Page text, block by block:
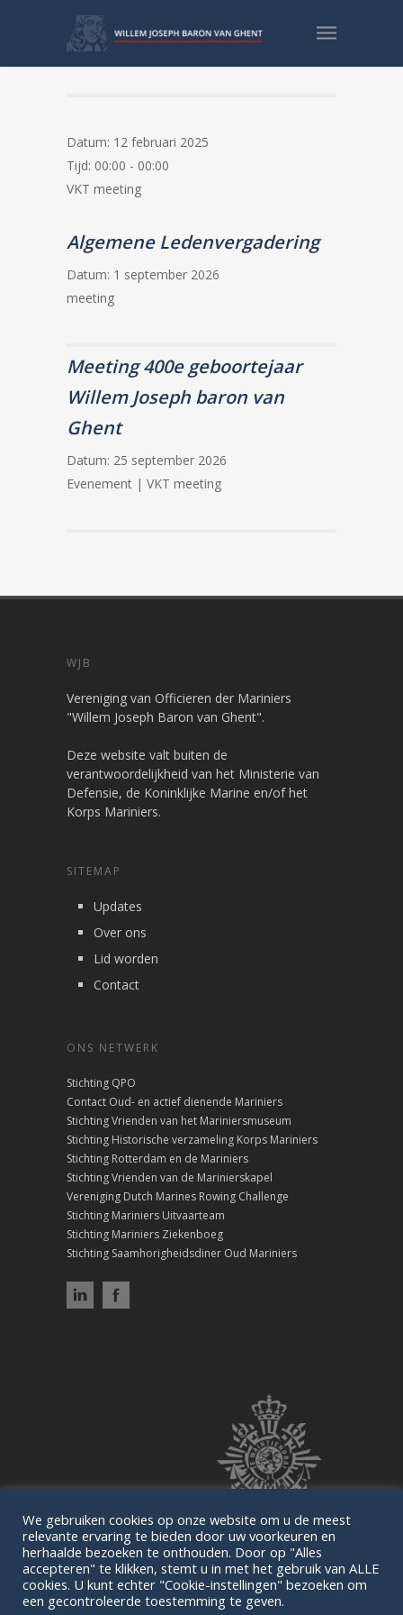
VKT Meeting TNO
Datum: 12 februari 2025
Tijd: 00:00 - 00:00
VKT meeting
Algemene Ledenvergadering
Datum: 1 september 2026
meeting
Meeting 400e geboortejaar
Willem Joseph baron van
Ghent
Datum: 25 september 2026
Evenement | VKT meeting
WJB
Vereniging van Officieren der Mariniers
"Willem Joseph Baron van Ghent".
Deze website valt buiten de
verantwoordelijkheid van het Ministerie van
Defensie, de Koninklijke Marine en/of het
Korps Mariniers.
SITEMAP
Updates
Over ons
Lid worden
Contact
ONS NETWERK
Stichting QPO
Contact Oud- en actief dienende Mariniers
Stichting Vrienden van het Mariniersmuseum
Stichting Historische verzameling Korps Mariniers
Stichting Rotterdam en de Mariniers
Stichting Vrienden van de Marinierskapel
Vereniging Dutch Marines Rowing Challenge
Stichting Mariniers Uitvaarteam
Stichting Mariniers Ziekenboeg
Stichting Saamhorigheidsdiner Oud Mariniers
We gebruiken cookies op onze website om u de meest
relevante ervaring te bieden door uw voorkeuren en
herhaalde bezoeken te onthouden. Door op "Alles
accepteren" te klikken, stemt u in met het gebruik van ALLE
cookies. U kunt echter "Cookie-instellingen" bezoeken om
een gecontroleerde toestemming te geven.